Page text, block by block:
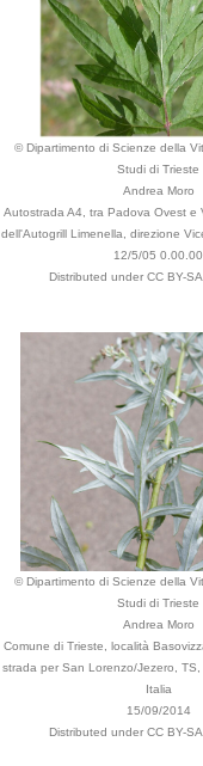
© Dipartimento di Scienze della
Studi di Trieste
Andrea Moro
Autostrada A4, tra Padova Ovest e
dell'Autogrill Limenella, direzione
12/5/05 0.00.00
Distributed under CC BY-
© Dipartimento di Scienze della
Studi di Trieste
Andrea Moro
Comune di Trieste, località
strada per San Lorenzo/Jezero, TS,
Italia
15/09/2014
Distributed under CC BY-